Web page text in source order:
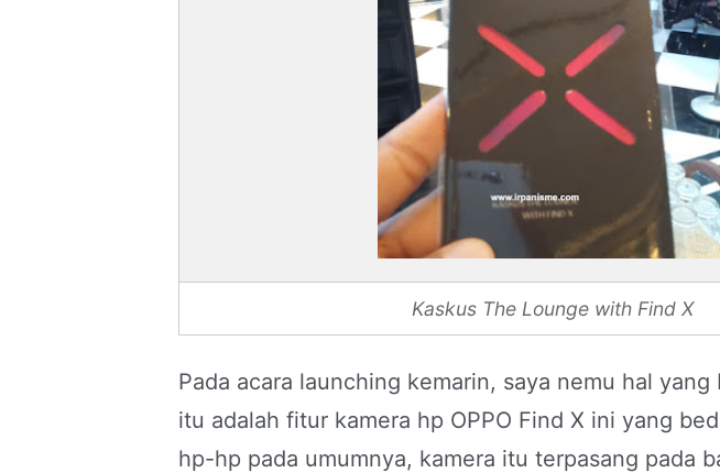
Kaskus The Lounge with Find X
Pada acara launching kemarin, saya nemu hal yang
itu adalah fitur kamera hp OPPO Find X ini yang
hp-hp pada umumnya, kamera itu terpasang pada